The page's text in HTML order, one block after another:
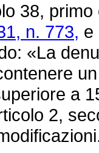
38, primo
n. 773, e
«La
a
2,